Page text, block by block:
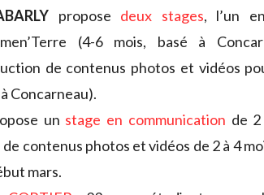
propose deux stages, l’un
(4-6 mois, basé à
de contenus photos et vidéos
Concarneau).
un stage en communication de
contenus photos et vidéos de 2 à 4
mars.